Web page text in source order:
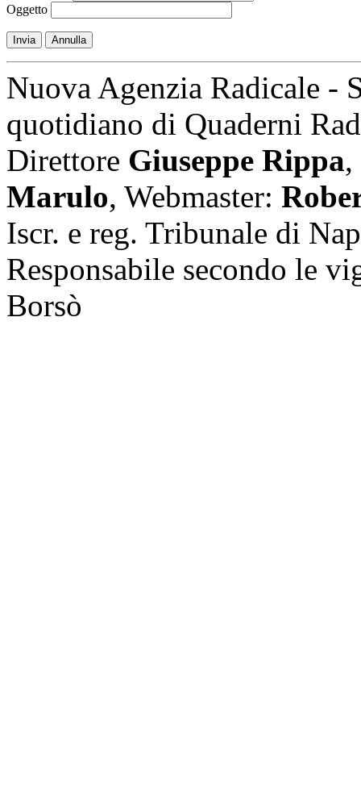
Oggetto
Invia Annulla
Nuova Agenzia Radicale -
quotidiano di Quaderni
Direttore Giuseppe Rippa,
Marulo, Webmaster:
Iscr. e reg. Tribunale di
Responsabile secondo le
Borsò